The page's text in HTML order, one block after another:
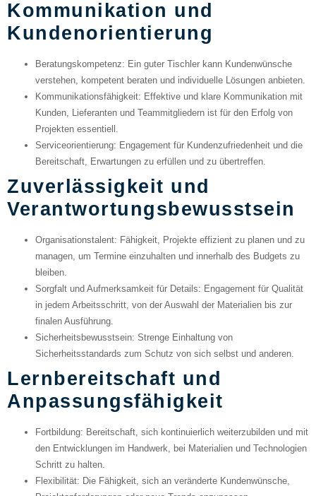
Kommunikation und
Kundenorientierung
Beratungskompetenz: Ein guter Tischler kann Kundenwünsche
verstehen, kompetent beraten und individuelle Lösungen anbieten.
Kommunikationsfähigkeit: Effektive und klare Kommunikation mit
Kunden, Lieferanten und Teammitgliedern ist für den Erfolg von
Projekten essentiell.
Serviceorientierung: Engagement für Kundenzufriedenheit und die
Bereitschaft, Erwartungen zu erfüllen und zu übertreffen.
Zuverlässigkeit und
Verantwortungsbewusstsein
Organisationstalent: Fähigkeit, Projekte effizient zu planen und zu
managen, um Termine einzuhalten und innerhalb des Budgets zu
bleiben.
Sorgfalt und Aufmerksamkeit für Details: Engagement für Qualität
in jedem Arbeitsschritt, von der Auswahl der Materialien bis zur
finalen Ausführung.
Sicherheitsbewusstsein: Strenge Einhaltung von
Sicherheitsstandards zum Schutz von sich selbst und anderen.
Lernbereitschaft und
Anpassungsfähigkeit
Fortbildung: Bereitschaft, sich kontinuierlich weiterzubilden und mit
den Entwicklungen im Handwerk, bei Materialien und Technologien
Schritt zu halten.
Flexibilität: Die Fähigkeit, sich an veränderte Kundenwünsche,